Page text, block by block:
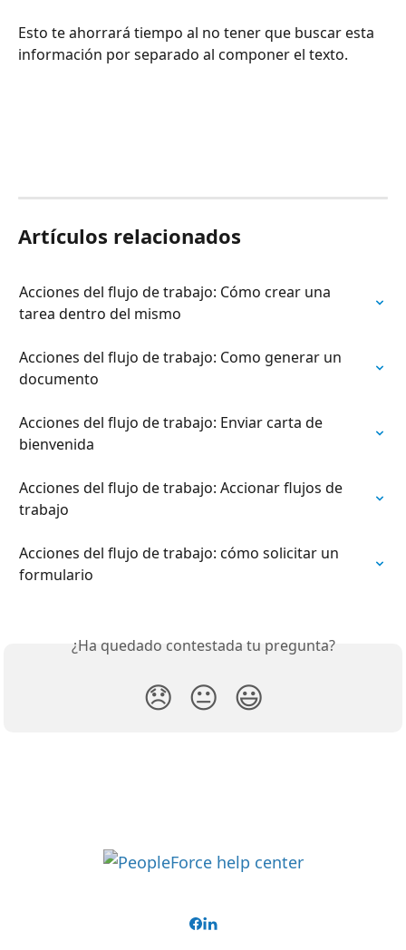
Esto te ahorrará tiempo al no tener que buscar esta
información por separado al componer el texto.
Artículos relacionados
Acciones del flujo de trabajo: Cómo crear una
tarea dentro del mismo
Acciones del flujo de trabajo: Como generar un
documento
Acciones del flujo de trabajo: Enviar carta de
bienvenida
Acciones del flujo de trabajo: Accionar flujos de
trabajo
Acciones del flujo de trabajo: cómo solicitar un
formulario
¿Ha quedado contestada tu pregunta?
😞 😐 😃